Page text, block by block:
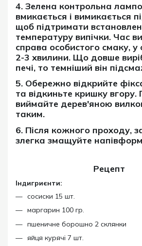
4. Зелена контрольна
вмикається і вимикається
щоб підтримати
температуру випічки. Час
справа особистого смаку, у
2-3 хвилини. Що довше
печі, то темніший він
5. Обережно відкрийте
та відкиньте кришку вгору.
виймайте дерев'яною
таким.
6. Після кожного проходу,
злегка змащуйте
Рецепт
Індигриєнти:
сосиски 15 шт.
маргарин 100 гр.
пшеничне борошно 2 склянки
яйця курячі 7 шт.